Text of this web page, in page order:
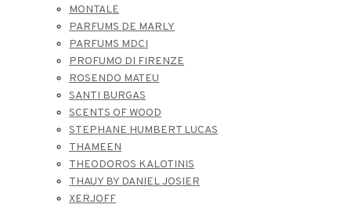
MONTALE
PARFUMS DE MARLY
PARFUMS MDCI
PROFUMO DI FIRENZE
ROSENDO MATEU
SANTI BURGAS
SCENTS OF WOOD
STEPHANE HUMBERT LUCAS
THAMEEN
THEODOROS KALOTINIS
THAUY BY DANIEL JOSIER
XERJOFF